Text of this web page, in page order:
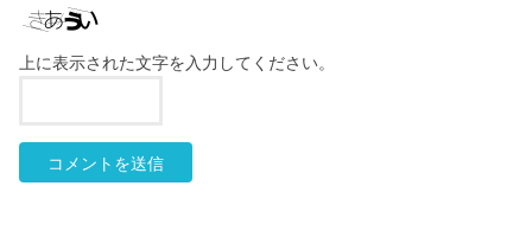
上に表示された文字を入力してください。